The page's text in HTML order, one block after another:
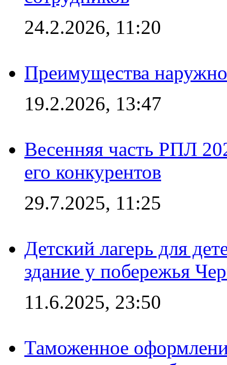
24.2.2026, 11:20
Преимущества
19.2.2026, 13:47
Весенняя часть РПЛ
его конкурентов
29.7.2025, 11:25
Детский лагерь для
здание у побережья
11.6.2025, 23:50
Таможенное